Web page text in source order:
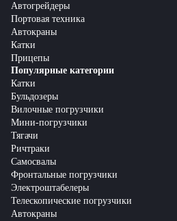
Автогрейдеры
Портовая техника
Автокраны
Катки
Прицепы
Популярные категории
Катки
Бульдозеры
Вилочные погрузчики
Мини-погрузчики
Тягачи
Ричтраки
Самосвалы
Фронтальные погрузчики
Электроштабелеры
Телескопические погрузчики
Автокраны